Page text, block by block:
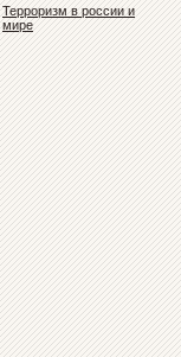
Терроризм в россии и
мире